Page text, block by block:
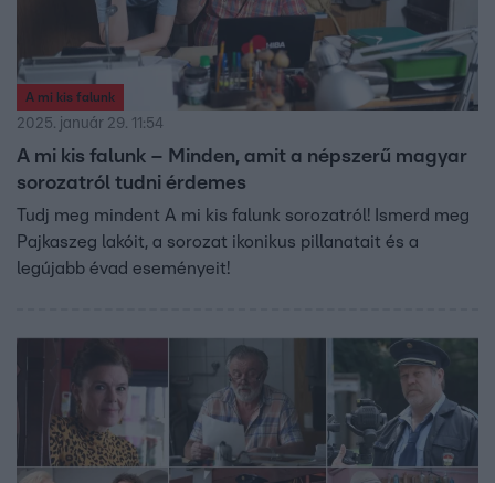
A mi kis falunk
2025. január 29. 11:54
A mi kis falunk – Minden, amit a népszerű magyar
sorozatról tudni érdemes
Tudj meg mindent A mi kis falunk sorozatról! Ismerd meg
Pajkaszeg lakóit, a sorozat ikonikus pillanatait és a
legújabb évad eseményeit!